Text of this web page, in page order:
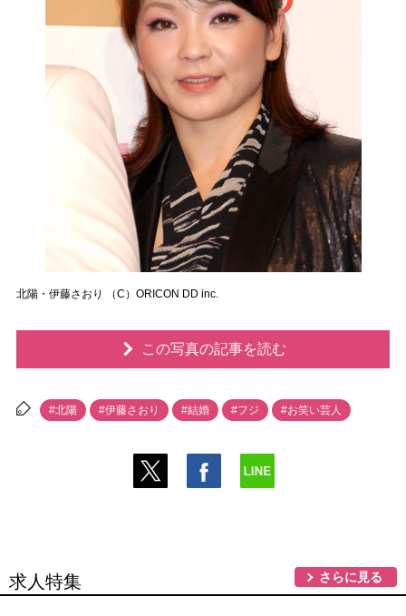
北陽・伊藤さおり （C）ORICON DD inc.
この写真の記事を読む
#北陽 #伊藤さおり #結婚 #フジ #お笑い芸人
求人特集 さらに見る